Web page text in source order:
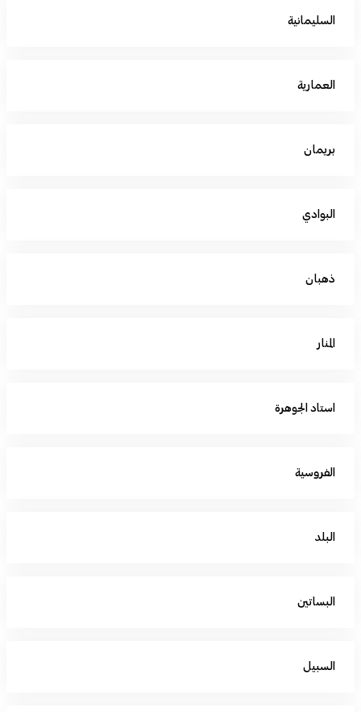
السليمانية
العمارية
بريمان
البوادي
ذهبان
المنار
استاد الجوهرة
الفروسية
البلد
البساتين
السبيل